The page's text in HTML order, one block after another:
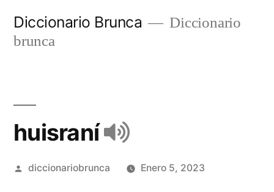
Diccionario Brunca
Diccionario
brunca
huisraní
diccionariobrunca Enero 5, 2023